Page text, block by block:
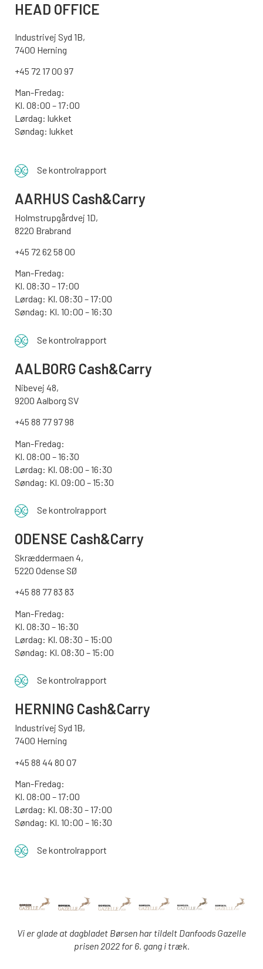
HEAD OFFICE
Industrivej Syd 1B,
7400 Herning
+45 72 17 00 97
Man-Fredag:
Kl. 08:00 – 17:00
Lørdag: lukket
Søndag: lukket
Se kontrolrapport
AARHUS Cash&Carry
Holmstrupgårdvej 1D,
8220 Brabrand
+45 72 62 58 00
Man-Fredag:
Kl. 08:30 – 17:00
Lørdag: Kl. 08:30 – 17:00
Søndag: Kl. 10:00 – 16:30
Se kontrolrapport
AALBORG Cash&Carry
Nibevej 48,
9200 Aalborg SV
+45 88 77 97 98
Man-Fredag:
Kl. 08:00 – 16:30
Lørdag: Kl. 08:00 – 16:30
Søndag: Kl. 09:00 – 15:30
Se kontrolrapport
ODENSE Cash&Carry
Skræddermaen 4,
5220 Odense SØ
+45 88 77 83 83
Man-Fredag:
Kl. 08:30 – 16:30
Lørdag: Kl. 08:30 – 15:00
Søndag: Kl. 08:30 – 15:00
Se kontrolrapport
HERNING Cash&Carry
Industrivej Syd 1B,
7400 Herning
+45 88 44 80 07
Man-Fredag:
Kl. 08:00 – 17:00
Lørdag: Kl. 08:30 – 17:00
Søndag: Kl. 10:00 – 16:30
Se kontrolrapport
Vi er glade at dagbladet Børsen har tildelt Danfoods Gazelle
prisen 2022 for 6. gang i træk.